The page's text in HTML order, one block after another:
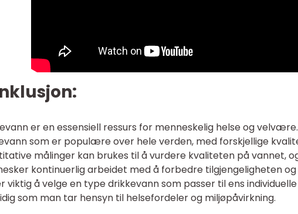
er en essensiell ressurs for menneskelig helse og
som er populære over hele verden, med forskjellige
målinger kan brukes til å vurdere kvaliteten på vannet,
kontinuerlig arbeidet med å forbedre tilgjengeligheten
viktig å velge en type drikkevann som passer til ens
som man tar hensyn til helsefordeler og miljøpåvirkning.